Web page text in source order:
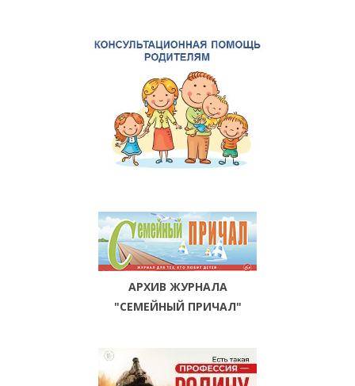
АРХИВ ЖУРНАЛА
"СЕМЕЙНЫЙ ПРИЧАЛ"